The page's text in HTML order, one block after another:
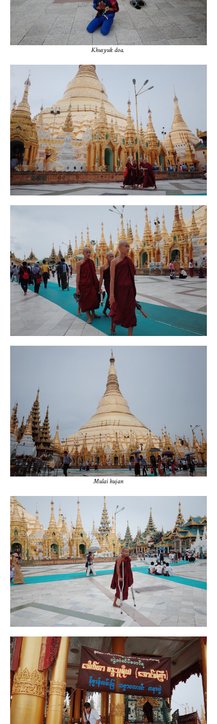
Khusyuk doa.
Mulai hujan